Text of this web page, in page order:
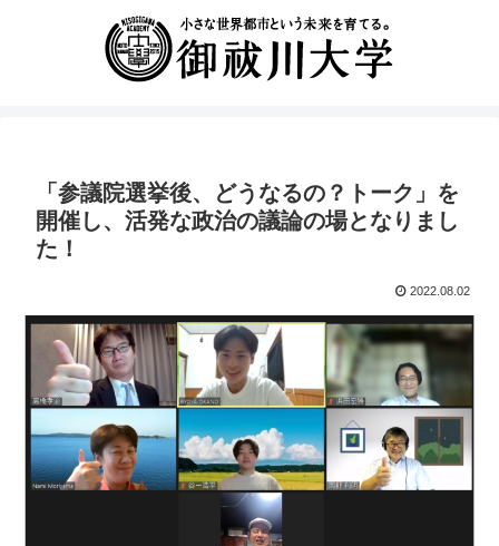
「参議院選挙後、どうなるの？トーク」を
開催し、活発な政治の議論の場となりまし
た！
2022.08.02